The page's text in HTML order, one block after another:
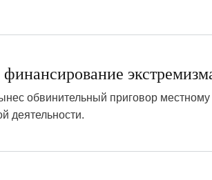
обвинительный приговор
деятельности.